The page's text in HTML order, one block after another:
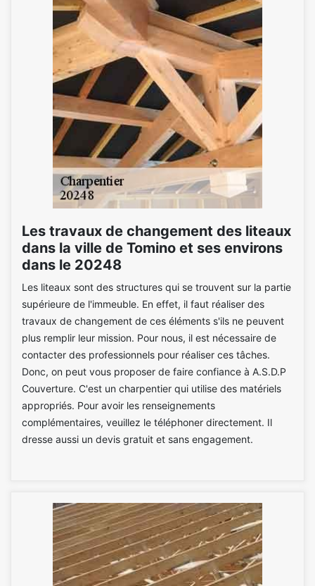
Les travaux de changement des liteaux
dans la ville de Tomino et ses environs
dans le 20248
Les liteaux sont des structures qui se trouvent sur la partie
supérieure de l'immeuble. En effet, il faut réaliser des
travaux de changement de ces éléments s'ils ne peuvent
plus remplir leur mission. Pour nous, il est nécessaire de
contacter des professionnels pour réaliser ces tâches.
Donc, on peut vous proposer de faire confiance à A.S.D.P
Couverture. C'est un charpentier qui utilise des matériels
appropriés. Pour avoir les renseignements
complémentaires, veuillez le téléphoner directement. Il
dresse aussi un devis gratuit et sans engagement.